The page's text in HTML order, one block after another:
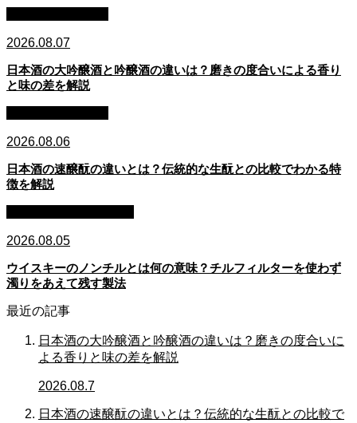
2026.08.07
日本酒の大吟醸酒と吟醸酒の違いは？磨きの度合いによる香り
と味の差を解説
2026.08.06
日本酒の速醸酛の違いとは？伝統的な生酛との比較でわかる特
徴を解説
2026.08.05
ウイスキーのノンチルとは何の意味？チルフィルターを使わず
濁りをあえて残す製法
最近の記事
日本酒の大吟醸酒と吟醸酒の違いは？磨きの度合いに
よる香りと味の差を解説
2026.08.7
日本酒の速醸酛の違いとは？伝統的な生酛との比較で